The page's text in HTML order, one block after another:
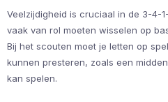
Veelzijdigheid is cruciaal in de 3-4-
vaak van rol moeten wisselen op
Bij het scouten moet je letten op
kunnen presteren, zoals een
kan spelen.